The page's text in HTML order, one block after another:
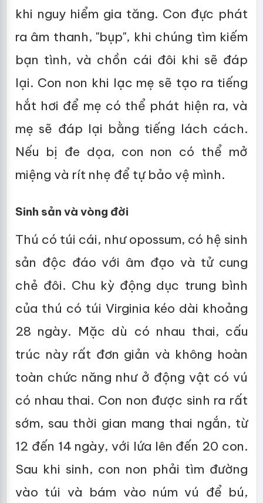
khi nguy hiểm gia tăng. Con đực phát
ra âm thanh, "bụp", khi chúng tìm kiếm
bạn tình, và chồn cái đôi khi sẽ đáp
lại. Con non khi lạc mẹ sẽ tạo ra tiếng
hắt hơi để mẹ có thể phát hiện ra, và
mẹ sẽ đáp lại bằng tiếng lách cách.
Nếu bị đe dọa, con non có thể mở
miệng và rít nhẹ để tự bảo vệ mình.
Sinh sản và vòng đời
Thú có túi cái, như opossum, có hệ sinh
sản độc đáo với âm đạo và tử cung
chẻ đôi. Chu kỳ động dục trung bình
của thú có túi Virginia kéo dài khoảng
28 ngày. Mặc dù có nhau thai, cấu
trúc này rất đơn giản và không hoàn
toàn chức năng như ở động vật có vú
có nhau thai. Con non được sinh ra rất
sớm, sau thời gian mang thai ngắn, từ
12 đến 14 ngày, với lứa lên đến 20 con.
Sau khi sinh, con non phải tìm đường
vào túi và bám vào núm vú để bú,